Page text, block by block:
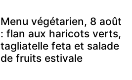
Menu végétarien, 8 août
: flan aux haricots verts,
tagliatelle feta et salade
de fruits estivale